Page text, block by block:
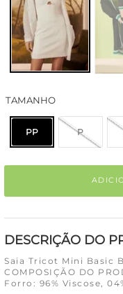
TAMANHO
PP P
DESCRIÇÃO DO
Saia Tricot Mini Basic
COMPOSIÇÃO DO
Forro: 96% Viscose,